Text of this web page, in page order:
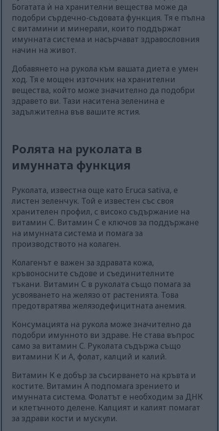
Богатата ѝ на хранителни вещества може да
подобри сърдечно-съдовата функция. Тя е пълна
с витамини и минерали, които поддържат
имунната система и насърчават здравословния
начин на живот.
Добавянето на рукола към вашата диета е умен
ход. Тя е мощен източник на хранителни
вещества, който може значително да подобри
здравето ви. Тази наситена зеленина е
задължителна във вашите ястия.
Ролята на руколата в
имунната функция
Руколата, известна още като Eruca sativa, е
листен зеленчук. Той е известен със своя
хранителен профил, с високо съдържание на
витамин C. Витамин C е ключов за поддържане
на имунната система и помага за
производството на колаген.
Колагенът е важен за здравата кожа,
кръвоносните съдове и съединителните
тъкани. Витамин С в руколата също помага за
усвояването на желязо от растенията. Това
предотвратява желязодефицитната анемия.
Консумацията на рукола може значително да
подобри имунното ви здраве. Не става въпрос
само за витамин C. Руколата съдържа също
витамини K и A, фолат, калций и калий.
Витамин К е добър за съсирването на кръвта и
костите. Витамин А подпомага зрението и
имунната система. Фолатът е необходим за ДНК
и клетъчното делене. Калцият и калият помагат
за здрави кости и мускули.